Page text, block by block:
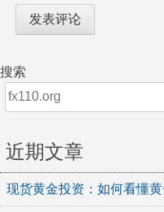
搜索
近期文章
现货黄金投资：如何看懂黄